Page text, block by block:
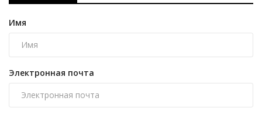
Имя
Электронная почта